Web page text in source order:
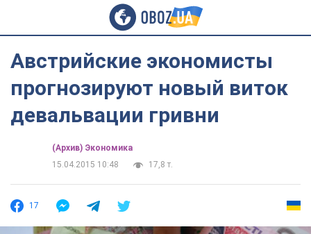
Австрийские экономисты
прогнозируют новый виток
девальвации гривни
(Архив) Экономика
15.04.2015 10:48
17,8 т.
17